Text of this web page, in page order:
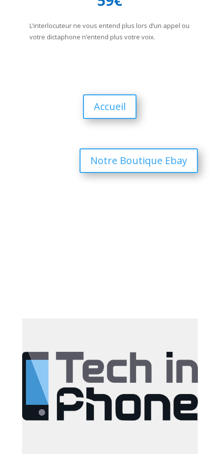
L’interlocuteur ne vous entend plus lors d’un appel ou
votre dictaphone n’entend plus votre voix.
Accueil
Notre Boutique Ebay